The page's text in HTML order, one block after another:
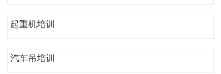
起重机培训
汽车吊培训